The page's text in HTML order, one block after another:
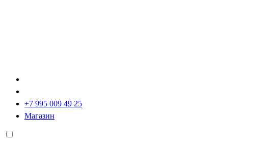
+7 995 009 49 25
Магазин